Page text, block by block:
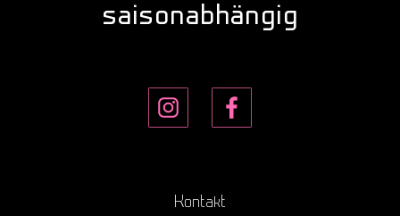
saisonabhängig
Kontakt